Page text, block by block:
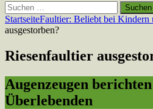
Suchen
nach:
StartseiteFaultier: Beliebt bei Kindern
ausgestorben?
Riesenfaultier
Augenzeugen
Überlebenden